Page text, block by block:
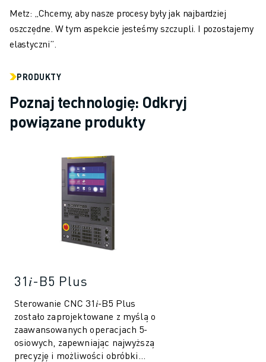
Metz: „Chcemy, aby nasze procesy były jak najbardziej
oszczędne. W tym aspekcie jesteśmy szczupli. I pozostajemy
elastyczni”.
PRODUKTY
Poznaj technologię: Odkryj
powiązane produkty
31𝑖-B5 Plus
Sterowanie CNC 31𝑖-B5 Plus
zostało zaprojektowane z myślą o
zaawansowanych operacjach 5-
osiowych, zapewniając najwyższą
precyzję i możliwości obróbki